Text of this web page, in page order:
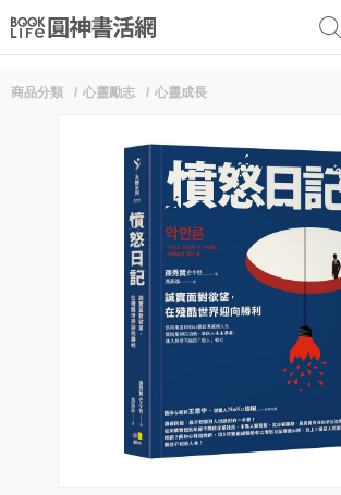
商品分類 心靈勵志 心靈成長